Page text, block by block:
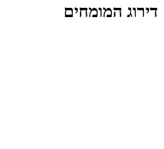
דירוג המומחים